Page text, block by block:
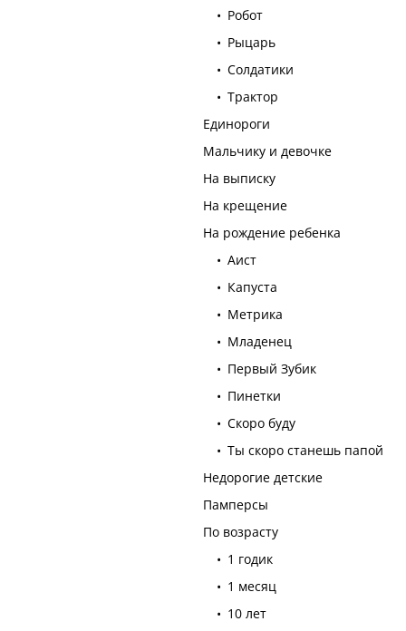
Робот
Рыцарь
Солдатики
Трактор
Единороги
Мальчику и девочке
На выписку
На крещение
На рождение ребенка
Аист
Капуста
Метрика
Младенец
Первый Зубик
Пинетки
Скоро буду
Ты скоро станешь папой
Недорогие детские
Памперсы
По возрасту
1 годик
1 месяц
10 лет